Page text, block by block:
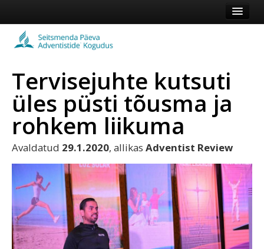
Koduleht
Vaata veel
Logi sisse või registreeru
Tervisejuhte kutsuti
üles püsti tõusma ja
rohkem liikuma
Avaldatud 29.1.2020, allikas Adventist Review